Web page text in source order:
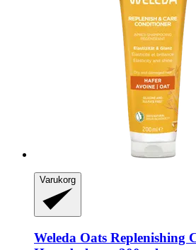
Varukorg
Weleda Oats Replenishing